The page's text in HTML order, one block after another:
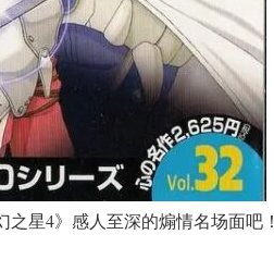
星4》感人至深的煽情名场面吧！